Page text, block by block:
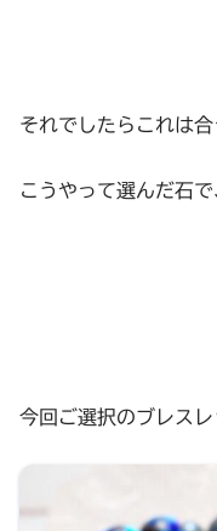
それでしたらこれは合
こうやって選んだ石
今回ご選択のブレス